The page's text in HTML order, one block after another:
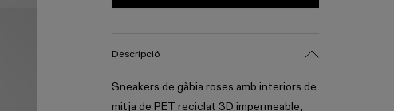
Descripció
Sneakers de gàbia roses amb interiors de
mitja de PET reciclat 3D impermeable,